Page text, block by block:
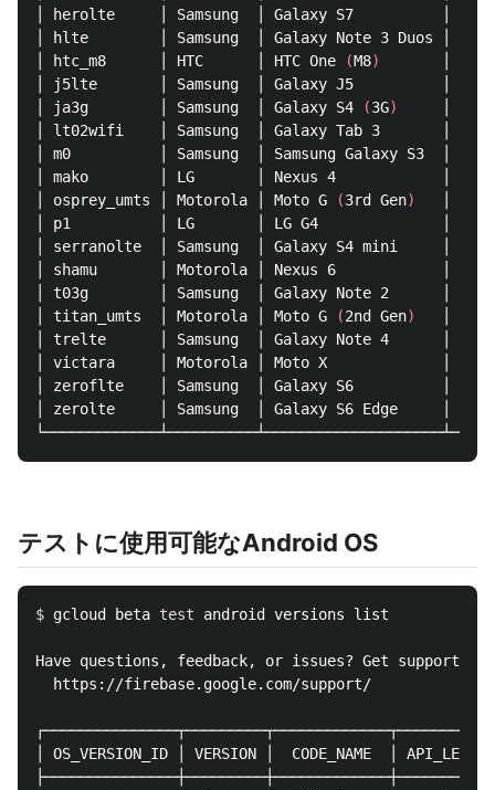
│ herolte     │ Samsung  │ Galaxy S7          │
│ hlte        │ Samsung  │ Galaxy Note 3 Duos │
│ htc_m8      │ HTC      │ HTC One
(M8)
│ j5lte       │ Samsung  │ Galaxy J5          │
│ ja3g        │ Samsung  │ Galaxy S4
(3G)
│ lt02wifi    │ Samsung  │ Galaxy Tab 3       │
│ m0          │ Samsung  │ Samsung Galaxy S3
│ mako        │ LG       │ Nexus 4            │
│ osprey_umts │ Motorola │ Moto G
(3rd Gen)
│ p1          │ LG       │ LG G4              │
│ serranolte  │ Samsung  │ Galaxy S4 mini     │
│ shamu       │ Motorola │ Nexus 6            │
│ t03g        │ Samsung  │ Galaxy Note 2      │
│ titan_umts  │ Motorola │ Moto G
(2nd Gen)
│ trelte      │ Samsung  │ Galaxy Note 4      │
│ victara     │ Motorola │ Moto X             │
│ zeroflte    │ Samsung  │ Galaxy S6          │
│ zerolte     │ Samsung  │ Galaxy S6 Edge     │
テストに使用可能なAndroid OS
$ gcloud beta test android versions list
Have questions, feedback, or issues? Get support
  https://firebase.google.com/support/
│ OS_VERSION_ID │ VERSION │  CODE_NAME  │